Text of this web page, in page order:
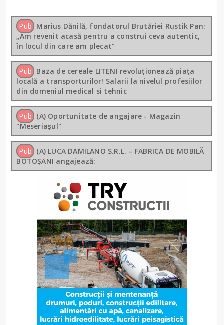
Pub Marius Dănilă, fondatorul Brutăriei Rustik Pan:
„Am revenit acasă pentru a construi ceva autentic,
în locul din care am plecat”
Pub Baza de cereale LITENI revoluționează piața
locală a transporturilor! Salarii la nivelul profesiilor
din domeniul medical si tehnic
Pub (A) Oportunitate de angajare - Magazin
"Meseriașul"
Pub (A) LUCA DAMILANO S.R.L. – FABRICA DE MOBILĂ
BOTOȘANI angajează: